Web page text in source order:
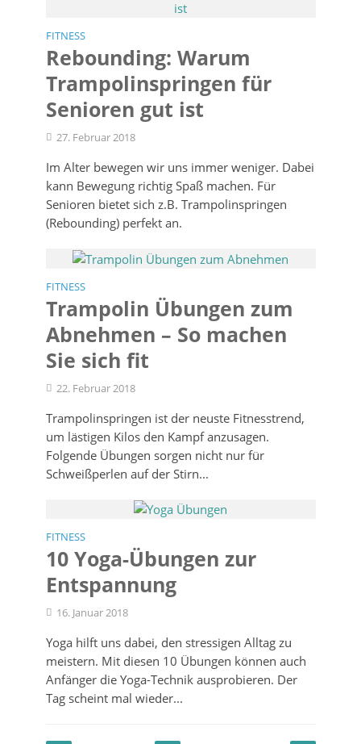
FITNESS
Rebounding: Warum
Trampolinspringen für
Senioren gut ist
27. Februar 2018
Im Alter bewegen wir uns immer weniger. Dabei
kann Bewegung richtig Spaß machen. Für
Senioren bietet sich z.B. Trampolinspringen
(Rebounding) perfekt an.
FITNESS
Trampolin Übungen zum
Abnehmen – So machen
Sie sich fit
22. Februar 2018
Trampolinspringen ist der neuste Fitnesstrend,
um lästigen Kilos den Kampf anzusagen.
Folgende Übungen sorgen nicht nur für
Schweißperlen auf der Stirn...
FITNESS
10 Yoga-Übungen zur
Entspannung
16. Januar 2018
Yoga hilft uns dabei, den stressigen Alltag zu
meistern. Mit diesen 10 Übungen können auch
Anfänger die Yoga-Technik ausprobieren. Der
Tag scheint mal wieder...